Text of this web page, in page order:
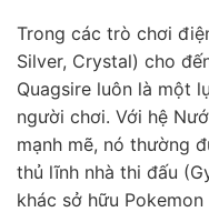
Trong các trò chơi
Silver, Crystal) cho
Quagsire luôn là một
người chơi. Với hệ
mạnh mẽ, nó thường
thủ lĩnh nhà thi đấu
khác sở hữu